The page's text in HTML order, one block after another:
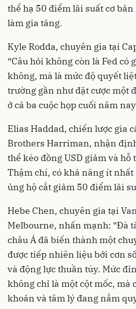
thể hạ 50 điểm lãi suất cơ
làm gia tăng.
Kyle Rodda, chuyên gia tại
“Câu hỏi không còn là Fed có
không, mà là mức độ quyết
trường gần như đặt cược một
ở cả ba cuộc họp cuối năm
Elias Haddad, chiến lược gia
Brothers Harriman, nhận
thể kéo đồng USD giảm và
Thậm chí, có khả năng ít
ủng hộ cắt giảm 50 điểm lãi
Hebe Chen, chuyên gia tại
Melbourne, nhấn mạnh: “Đà
châu Á đã biến thành một
được tiếp nhiên liệu bởi cơn
và động lực thuần túy. Mức
không chỉ là một cột mốc, mà
khoản và tâm lý đang nắm